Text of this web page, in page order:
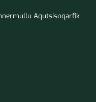
Aqutsisoqarfik